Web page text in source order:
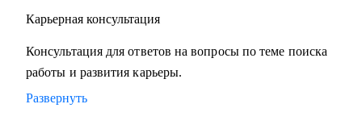
Карьерная консультация
Консультация для ответов на вопросы по теме поиска
работы и развития карьеры.
Развернуть